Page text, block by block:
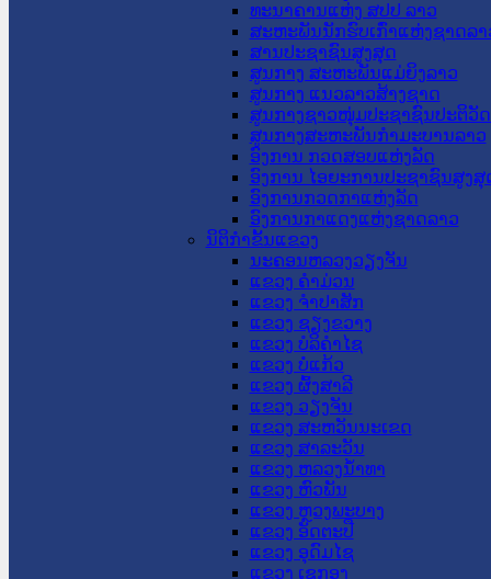
ທະນາຄານແຫ່ງ ສປປ ລາວ
ສະຫະພັນນັກຮົບເກົ່າແຫ່ງຊາດລາ
ສານປະຊາຊົນສູງສຸດ
ສູນກາງ ສະຫະພັນແມ່ຍິງລາວ
ສູນກາງ ແນວລາວສ້າງຊາດ
ສູນກາງຊາວໜຸ່ມປະຊາຊົນປະຕິວັ
ສູນກາງສະຫະພັນກຳມະບານລາວ
ອົງການ ກວດສອບແຫ່ງລັດ
ອົງການ ໄອຍະການປະຊາຊົນສູງສຸ
ອົງການກວດກາແຫ່ງລັດ
ອົງການກາແດງແຫ່ງຊາດລາວ
ນິຕິກໍາຂັ້ນແຂວງ
ນະ​ຄອນ​ຫລວງວຽງຈັນ
ແຂວງ ຄໍາມ່ວນ
ແຂວງ ຈໍາປາສັກ
ແຂວງ ຊຽງຂວາງ
ແຂວງ ບໍລິຄໍາໄຊ
ແຂວງ ບໍ່ແກ້ວ
ແຂວງ ຜົ້ງສາລີ
ແຂວງ ວຽງຈັນ
ແຂວງ ສະຫວັນນະເຂດ
ແຂວງ ສາລະວັນ
ແຂວງ ຫລວງນໍ້າທາ
ແຂວງ ຫົວພັນ
ແຂວງ ຫຼວງພະບາງ
ແຂວງ ອັດຕະປື
ແຂວງ ອຸດົມໄຊ
ແຂວງ ເຊກອງ